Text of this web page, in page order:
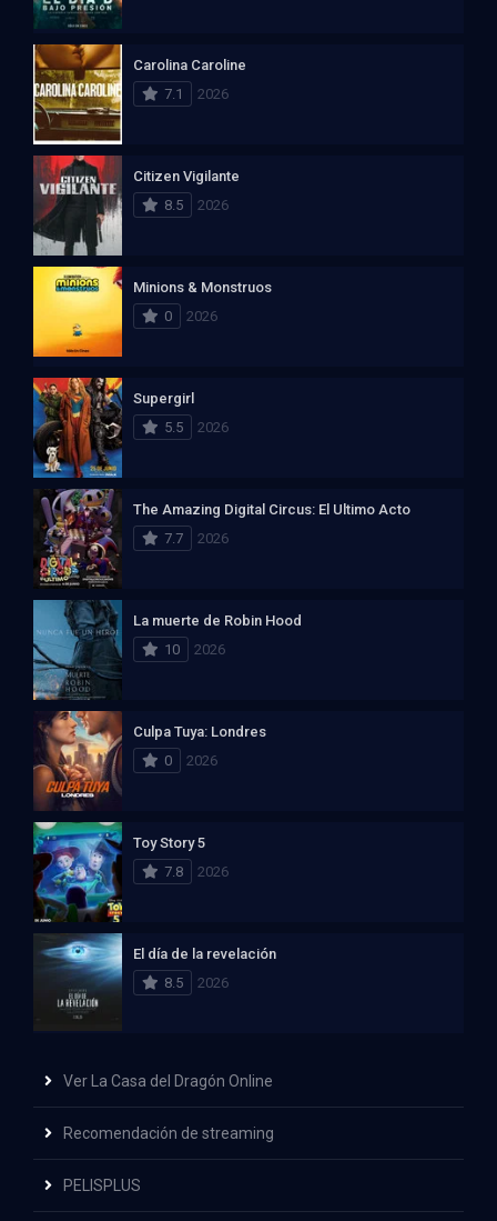
Carolina Caroline
7.1
2026
Citizen Vigilante
8.5
2026
Minions & Monstruos
0
2026
Supergirl
5.5
2026
The Amazing Digital Circus: El Ultimo Acto
7.7
2026
La muerte de Robin Hood
10
2026
Culpa Tuya: Londres
0
2026
Toy Story 5
7.8
2026
El día de la revelación
8.5
2026
Ver La Casa del Dragón Online
Recomendación de streaming
PELISPLUS